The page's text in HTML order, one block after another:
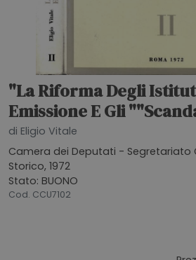
"La Riforma Degli
Emissione E Gli
di Eligio Vitale
Camera dei Deputati - Segretariato
Storico, 1972
Stato: BUONO
Cod. CCU7102